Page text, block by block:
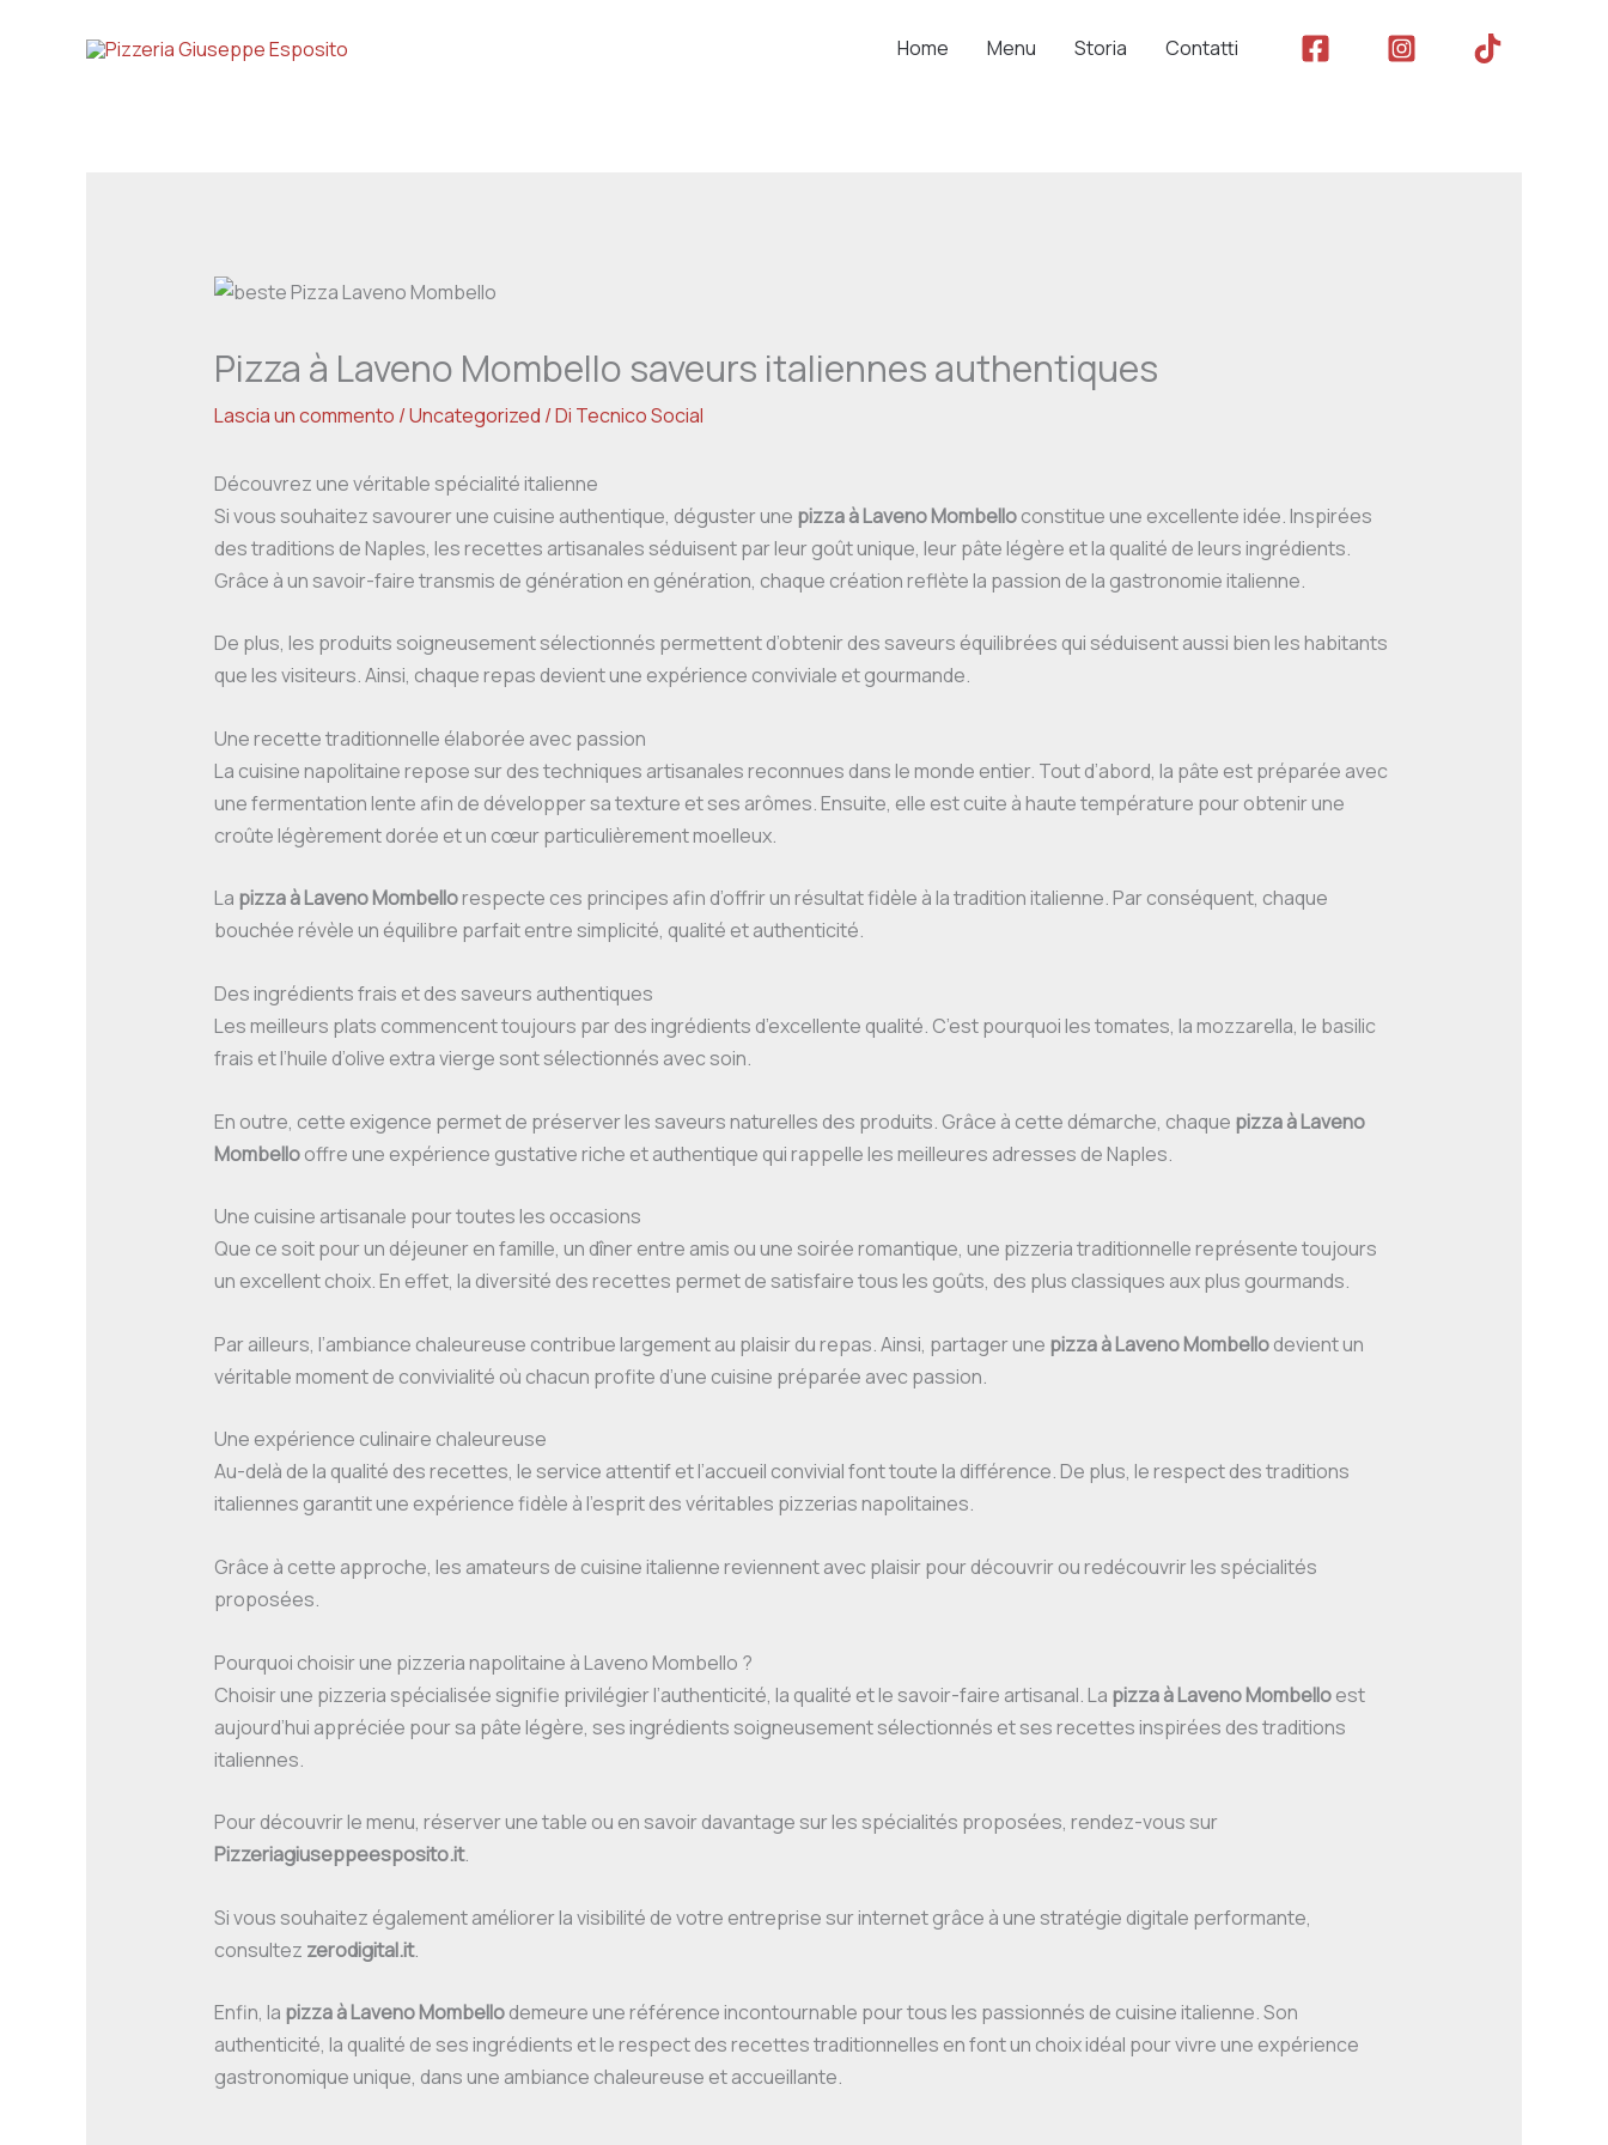
Home Menu Storia Contatti
Pizza à Laveno Mombello saveurs italiennes authentiques
Lascia un commento /Uncategorized / Di Tecnico Social
Découvrez une véritable spécialité italienne
Si vous souhaitez savourer une cuisine authentique, déguster une pizza à Laveno Mombelloconstitue une excellente idée. Inspirées
des traditions de Naples, les recettes artisanales séduisent par leur goût unique, leur pâte légère et la qualité de leurs ingrédients.
Grâce à un savoir-faire transmis de génération en génération, chaque création reflète la passion de la gastronomie italienne.
De plus, les produits soigneusement sélectionnés permettent d’obtenir des saveurs équilibrées qui séduisent aussi bien les habitants
que les visiteurs. Ainsi, chaque repas devient une expérience conviviale et gourmande.
Une recette traditionnelle élaborée avec passion
La cuisine napolitaine repose sur des techniques artisanales reconnues dans le monde entier. Tout d’abord, la pâte est préparée avec
une fermentation lente afin de développer sa texture et ses arômes. Ensuite, elle est cuite à haute température pour obtenir une
croûte légèrement dorée et un cœur particulièrement moelleux.
La pizza à Laveno Mombellorespecte ces principes afin d’offrir un résultat fidèle à la tradition italienne. Par conséquent, chaque
bouchée révèle un équilibre parfait entre simplicité, qualité et authenticité.
Des ingrédients frais et des saveurs authentiques
Les meilleurs plats commencent toujours par des ingrédients d’excellente qualité. C’est pourquoi les tomates, la mozzarella, le basilic
frais et l’huile d’olive extra vierge sont sélectionnés avec soin.
En outre, cette exigence permet de préserver les saveurs naturelles des produits. Grâce à cette démarche, chaque pizza à Laveno
Mombellooffre une expérience gustative riche et authentique qui rappelle les meilleures adresses de Naples.
Une cuisine artisanale pour toutes les occasions
Que ce soit pour un déjeuner en famille, un dîner entre amis ou une soirée romantique, une pizzeria traditionnelle représente toujours
un excellent choix. En effet, la diversité des recettes permet de satisfaire tous les goûts, des plus classiques aux plus gourmands.
Par ailleurs, l’ambiance chaleureuse contribue largement au plaisir du repas. Ainsi, partager une pizza à Laveno Mombellodevient un
véritable moment de convivialité où chacun profite d’une cuisine préparée avec passion.
Une expérience culinaire chaleureuse
Au-delà de la qualité des recettes, le service attentif et l’accueil convivial font toute la différence. De plus, le respect des traditions
italiennes garantit une expérience fidèle à l’esprit des véritables pizzerias napolitaines.
Grâce à cette approche, les amateurs de cuisine italienne reviennent avec plaisir pour découvrir ou redécouvrir les spécialités
proposées.
Pourquoi choisir une pizzeria napolitaine à Laveno Mombello ?
Choisir une pizzeria spécialisée signifie privilégier l’authenticité, la qualité et le savoir-faire artisanal. La pizza à Laveno Mombelloest
aujourd’hui appréciée pour sa pâte légère, ses ingrédients soigneusement sélectionnés et ses recettes inspirées des traditions
italiennes.
Pour découvrir le menu, réserver une table ou en savoir davantage sur les spécialités proposées, rendez-vous sur
Pizzeriagiuseppeesposito.it.
Si vous souhaitez également améliorer la visibilité de votre entreprise sur internet grâce à une stratégie digitale performante,
consultez zerodigital.it.
Enfin, la pizza à Laveno Mombellodemeure une référence incontournable pour tous les passionnés de cuisine italienne. Son
authenticité, la qualité de ses ingrédients et le respect des recettes traditionnelles en font un choix idéal pour vivre une expérience
gastronomique unique, dans une ambiance chaleureuse et accueillante.